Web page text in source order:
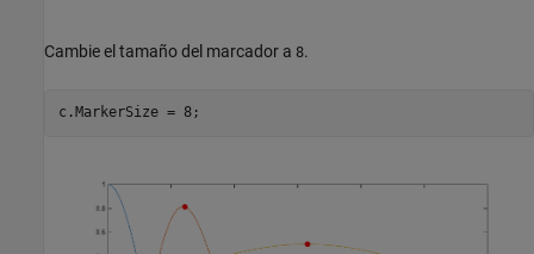
Cambie el tamaño del marcador a 8.